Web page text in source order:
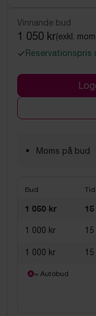
Vinnande bud
1 050 kr(exkl.
Reservationspris
Moms på bud
Bud Tid
1 050 kr
1 000 kr
1 000 kr
= Autobud